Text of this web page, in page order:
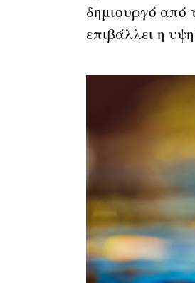
δημιουργό από
επιβάλλει η